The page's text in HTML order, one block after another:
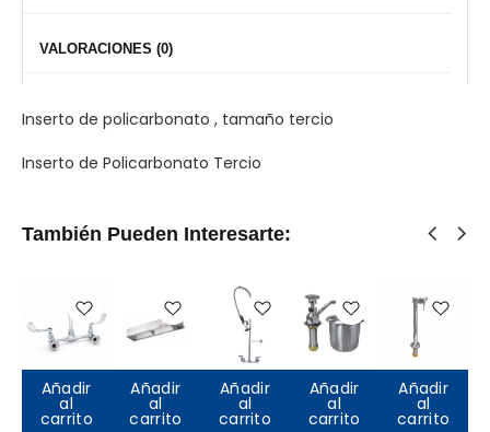
VALORACIONES (0)
Inserto de policarbonato , tamaño tercio
Inserto de Policarbonato Tercio
También Pueden Interesarte:
Añadir
al
carrito
Añadir
al
carrito
Añadir
al
carrito
Añadir
al
carrito
Añadir
al
carrito